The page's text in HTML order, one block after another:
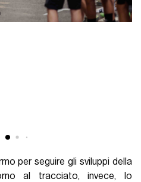
per seguire gli sviluppi della
al tracciato, invece, lo